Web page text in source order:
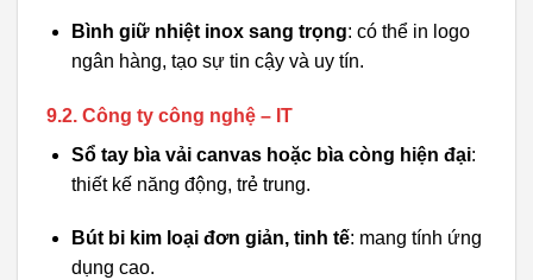
Bình giữ nhiệt inox sang trọng: có thể in logo
ngân hàng, tạo sự tin cậy và uy tín.
9.2. Công ty công nghệ – IT
Sổ tay bìa vải canvas hoặc bìa còng hiện đại:
thiết kế năng động, trẻ trung.
Bút bi kim loại đơn giản, tinh tế: mang tính ứng
dụng cao.